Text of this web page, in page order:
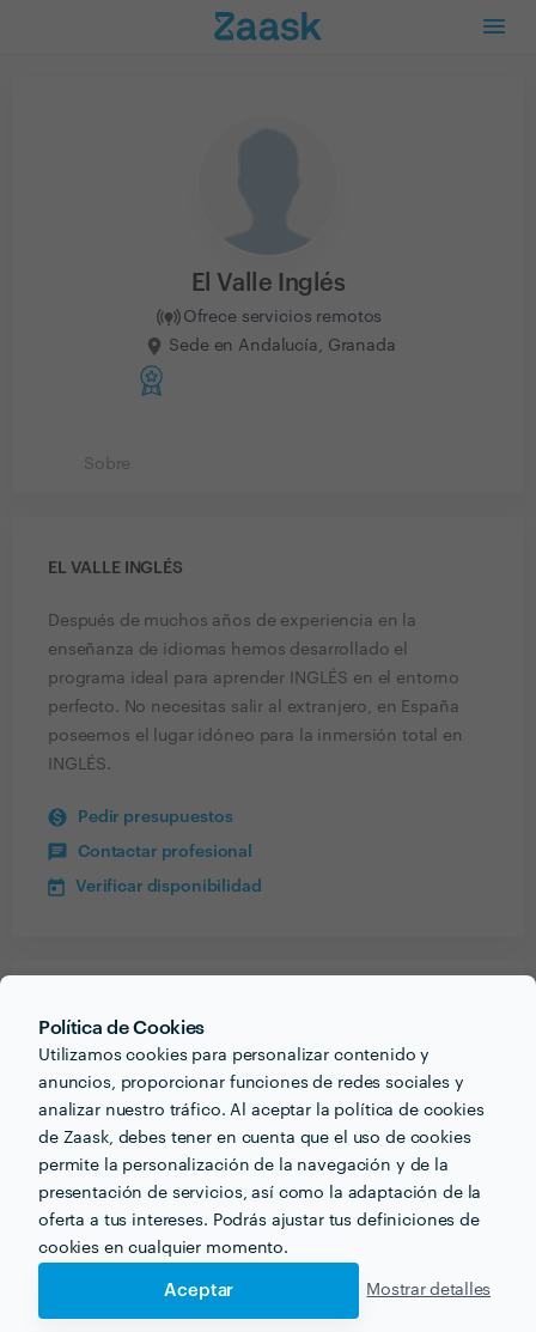
Política de Cookies
Utilizamos cookies para personalizar contenido y
anuncios, proporcionar funciones de redes sociales y
analizar nuestro tráfico. Al aceptar la política de cookies
de Zaask, debes tener en cuenta que el uso de cookies
permite la personalización de la navegación y de la
presentación de servicios, así como la adaptación de la
oferta a tus intereses. Podrás ajustar tus definiciones de
cookies en cualquier momento.
Aceptar Mostrar detalles
El Valle Inglés
Ofrece servicios remotos
Sede en Andalucía, Granada
Sobre
EL VALLE INGLÉS
Después de muchos años de experiencia en la
enseñanza de idiomas hemos desarrollado el
programa ideal para aprender INGLÉS en el entorno
perfecto. No necesitas salir al extranjero, en España
poseemos el lugar idóneo para la inmersión total en
INGLÉS.
Pedir presupuestos
Contactar profesional
Verificar disponibilidad
Valle Inglés
Academias de Inglés en granada